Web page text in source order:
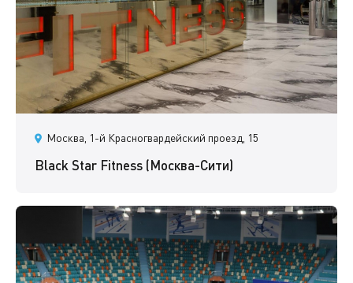
Москва, 1-й Красногвардейский проезд, 15
Black Star Fitness (Москва-Сити)